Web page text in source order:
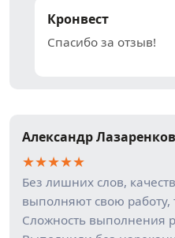
Кронвест
Спасибо за отзыв!
Александр Лазаренков
★★★★★
Без лишних слов,
выполняют свою работу,
Сложность выполнения